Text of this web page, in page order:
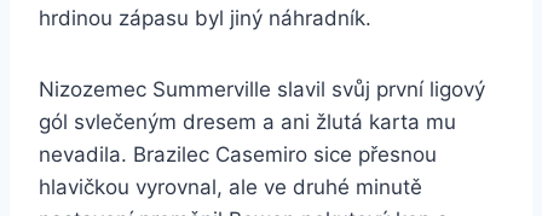
hrdinou zápasu byl jiný náhradník.
Nizozemec Summerville slavil svůj první ligový
gól svlečeným dresem a ani žlutá karta mu
nevadila. Brazilec Casemiro sice přesnou
hlavičkou vyrovnal, ale ve druhé minutě